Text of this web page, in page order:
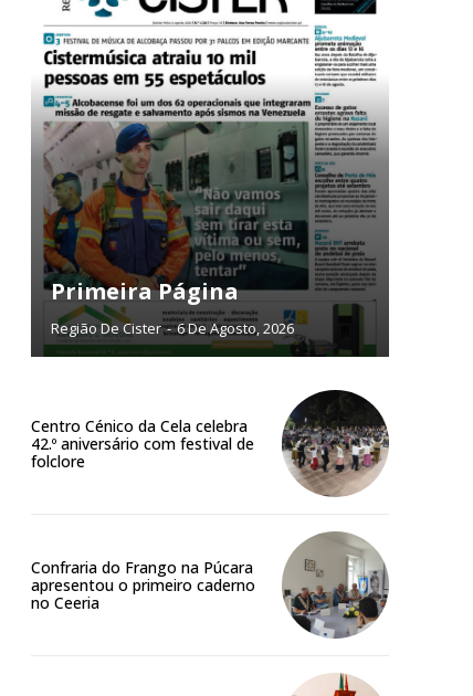
para
Primeira Página
Região De Cister - 6 De Agosto, 2026
Centro Cénico da Cela celebra
42.º aniversário com festival de
folclore
Confraria do Frango na Púcara
apresentou o primeiro caderno
no Ceeria